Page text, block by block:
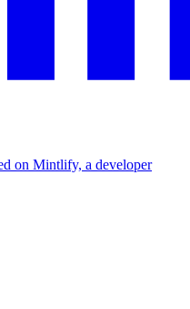
on Mintlify, a developer